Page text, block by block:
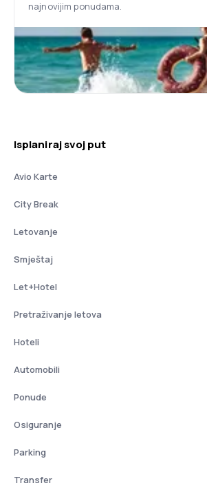
najnovijim ponudama.
Isplaniraj svoj put
Avio Karte
City Break
Letovanje
Smještaj
Let+Hotel
Pretraživanje letova
Hoteli
Automobili
Ponude
Osiguranje
Parking
Transfer